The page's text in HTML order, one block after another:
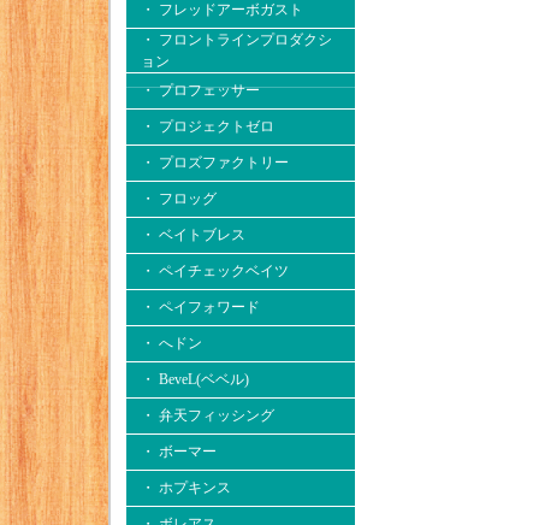
・ フレッドアーボガスト
・ フロントラインプロダクシ
ョン
・ プロフェッサー
・ プロジェクトゼロ
・ プロズファクトリー
・ フロッグ
・ ベイトブレス
・ ペイチェックベイツ
・ ペイフォワード
・ へドン
・ BeveL(ベベル)
・ 弁天フィッシング
・ ボーマー
・ ホプキンス